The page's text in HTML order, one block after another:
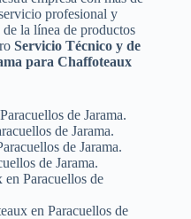
profesional y
la línea de productos
Servicio Técnico y de
para Chaffoteaux
de Jarama.
de Jarama.
de Jarama.
de Jarama.
Paracuellos de
en Paracuellos de